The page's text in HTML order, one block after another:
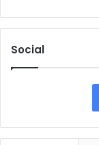
Social